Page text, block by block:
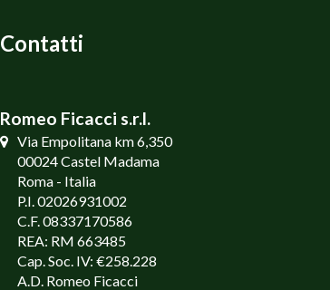
Contatti
Romeo Ficacci s.r.l.
Via Empolitana km 6,350
00024 Castel Madama
Roma - Italia
P.I. 02026931002
C.F. 08337170586
REA: RM 663485
Cap. Soc. IV: €258.228
A.D. Romeo Ficacci